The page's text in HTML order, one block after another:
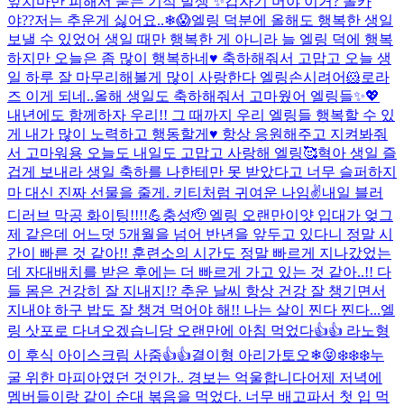
야??저는 추운게 싫어요..❄😱엘링 덕분에 올해도 행복한 생일
보낼 수 있었어 생일 때만 행복한 게 아니라 늘 엘링 덕에 행복
하지만 오늘은 좀 많이 행복하네♥️ 축하해줘서 고맙고 오늘 생
일 하루 잘 마무리해볼게 많이 사랑한다 엘링손시려어🐹로라
즈 이게 되네..올해 생일도 축하해줘서 고마웠어 엘링들✨💖
내년에도 함께하자 우리!! 그 때까지 우리 엘링들 행복할 수 있
게 내가 많이 노력하고 행동할게♥ 항상 응원해주고 지켜봐줘
서 고마워용 오늘도 내일도 고맙고 사랑해 엘링🥰혁아 생일 즐
겁게 보내라 생일 축하를 나한테만 못 받았다고 너무 슬퍼하지
마 대신 진짜 선물을 줄게. 키티처럼 귀여운 나임✌️내일 블러
디러브 막공 화이팅!!!!💪충성🫡 엘링 오랜만이얏 입대가 엊그
제 같은데 어느덧 5개월을 넘어 반년을 앞두고 있다니 정말 시
간이 빠른 것 같아!! 훈련소의 시간도 정말 빠르게 지나갔었는
데 자대배치를 받은 후에는 더 빠르게 가고 있는 것 같아..!! 다
들 몸은 건강히 잘 지내지!? 추운 날씨 항상 건강 잘 챙기면서
지내야 하구 밥도 잘 챙겨 먹어야 해!! 나는 살이 찐다 찐다...엘
링 삿포로 다녀오겠습니당 오랜만에 아침 먹었다👍👍 라노형
이 후식 아이스크림 사줌👍👍결이형 아리가토오❄😝❄️❄️❄️누
굴 위한 마피아였던 것인가.. 경보는 억울합니다어제 저녁에
멤버들이랑 같이 순대 볶음을 먹었다. 너무 배고파서 첫 입 먹